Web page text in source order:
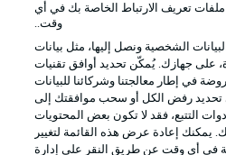
الإخطارات القانونية
القنوات الناقلة
جهة النشر
اللاعبون
تعريف الارتباط الخاصة بك في أي
وقت..
الشخصية ونصل إليها، مثل بيانات
على جهازك. يُمكّن تحديد أوافق تقنيات
في إطار معالجتنا وشركائنا للبيانات
تحديد رفض الكل أو سحب موافقتك إلى
التتبع، فقد لا تكون بعض المحتويات
يمكنك إعادة عرض هذه القائمة لتغيير
في أي وقت عن طريق النقر على إدارة